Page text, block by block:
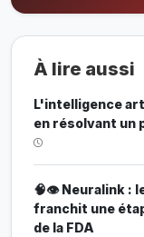
À lire aussi
L'intelligence
en résolvant un
🧠👁️ Neuralink :
franchit une
de la FDA